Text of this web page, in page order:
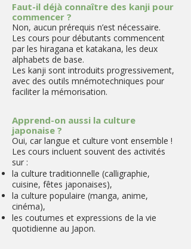
Faut-il déjà connaître des kanji pour
commencer ?
Non, aucun prérequis n’est nécessaire.
Les cours pour débutants commencent
par les hiragana et katakana, les deux
alphabets de base.
Les kanji sont introduits progressivement,
avec des outils mnémotechniques pour
faciliter la mémorisation.
Apprend-on aussi la culture
japonaise ?
Oui, car langue et culture vont ensemble !
Les cours incluent souvent des activités
sur :
la culture traditionnelle (calligraphie,
cuisine, fêtes japonaises),
la culture populaire (manga, anime,
cinéma),
les coutumes et expressions de la vie
quotidienne au Japon.